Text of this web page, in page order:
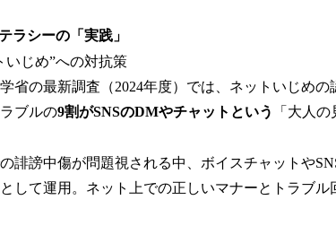
ラシーの「実践」
いじめ”への対抗策
省の最新調査（2024年度）では、ネットいじめの
ブルの9割がSNSのDMやチャットという 「大人
誹謗中傷が問題視される中、ボイスチャットや
して運用。ネット上での正しいマナーとトラブル